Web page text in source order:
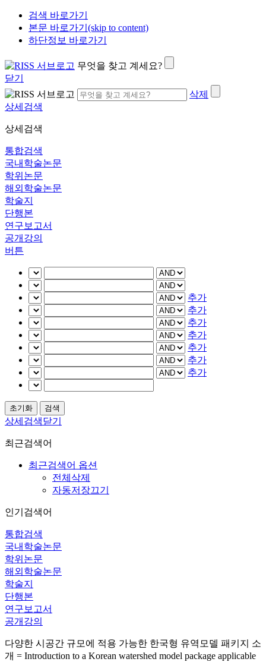
검색 바로가기
본문 바로가기(skip to content)
하단정보 바로가기
무엇을 찾고 계세요?
닫기
삭제
상세검색
상세검색
통합검색
국내학술논문
학위논문
해외학술논문
학술지
단행본
연구보고서
공개강의
버튼
추가
추가
추가
추가
추가
추가
추가
상세검색닫기
최근검색어
최근검색어 옵션
전체삭제
자동저장끄기
인기검색어
통합검색
국내학술논문
학위논문
해외학술논문
학술지
단행본
연구보고서
공개강의
다양한 시공간 규모에 적용 가능한 한국형 유역모델 패키지 소
개 = Introduction to a Korean watershed model package applicable